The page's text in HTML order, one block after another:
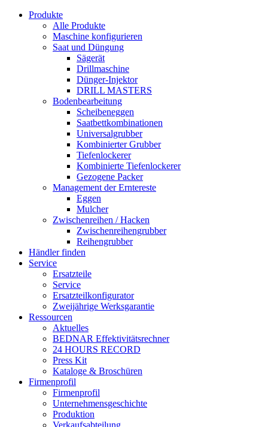
Produkte
Alle Produkte
Maschine konfigurieren
Saat und Düngung
Sägerät
Drillmaschine
Dünger-Injektor
DRILL MASTERS
Bodenbearbeitung
Scheibeneggen
Saatbettkombinationen
Universalgrubber
Kombinierter Grubber
Tiefenlockerer
Kombinierte Tiefenlockerer
Gezogene Packer
Management der Erntereste
Eggen
Mulcher
Zwischenreihen / Hacken
Zwischenreihengrubber
Reihengrubber
Händler finden
Service
Ersatzteile
Service
Ersatzteilkonfigurator
Zweijährige Werksgarantie
Ressourcen
Aktuelles
BEDNAR Effektivitätsrechner
24 HOURS RECORD
Press Kit
Kataloge & Broschüren
Firmenprofil
Firmenprofil
Unternehmensgeschichte
Produktion
Verkaufsabteilung